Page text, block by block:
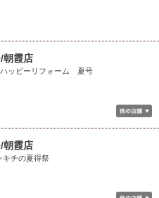
朝霞店
ッピーリフォーム 夏号
朝霞店
チの夏得祭